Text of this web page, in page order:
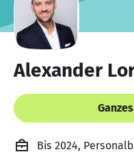
Alexander
Bis 2024,